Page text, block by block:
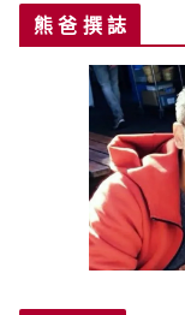
熊 爸 撰 誌